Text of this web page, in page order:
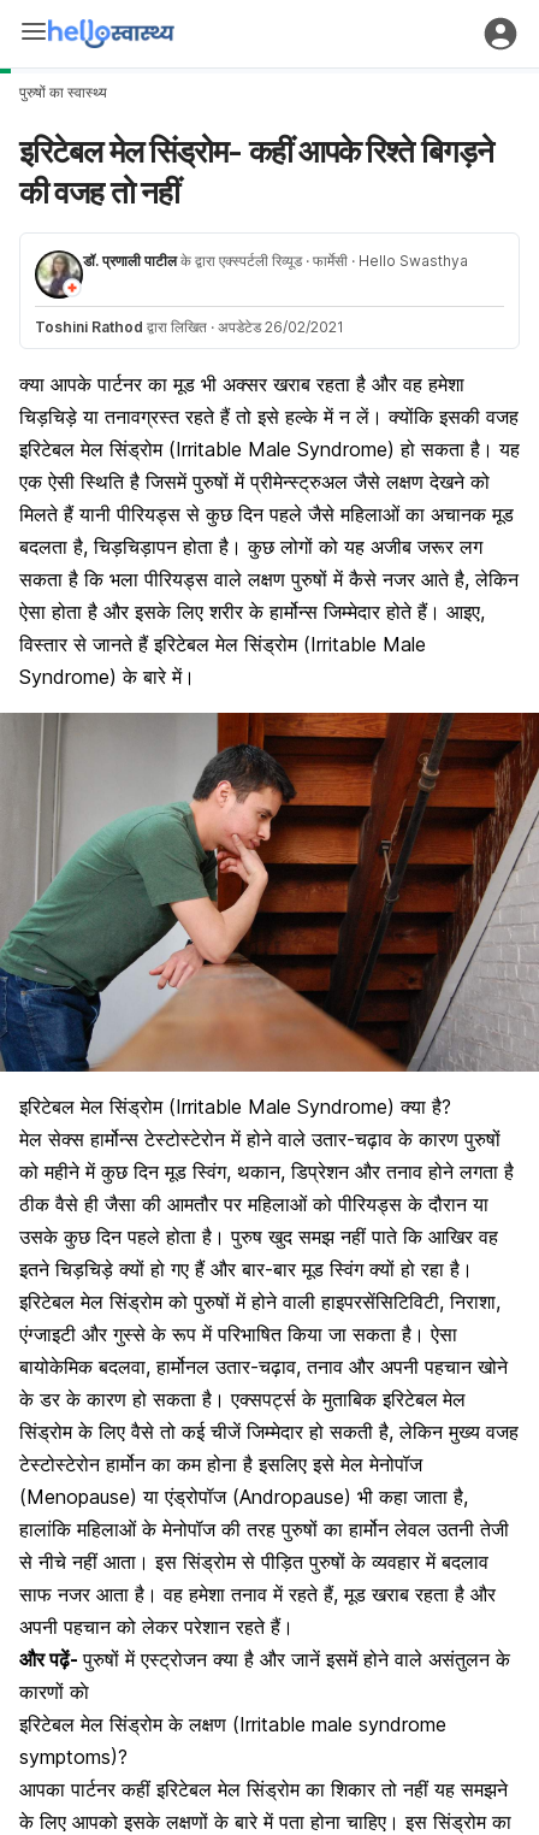
पुरुषों का स्वास्थ्य
इरिटेबल मेल सिंड्रोम- कहीं आपके रिश्ते बिगड़ने
की वजह तो नहीं
डॉ. प्रणाली पाटीलके द्वारा एक्स्पर्टली रिव्यूड · फार्मेसी · Hello Swasthya
Toshini Rathod द्वारा लिखित · अपडेटेड 26/02/2021
क्या आपके पार्टनर का मूड भी अक्सर खराब रहता है और वह हमेशा
चिड़चिड़े या तनावग्रस्त रहते हैं तो इसे हल्के में न लें। क्योंकि इसकी वजह
इरिटेबल मेल सिंड्रोम (Irritable Male Syndrome) हो सकता है। यह
एक ऐसी स्थिति है जिसमें पुरुषों में प्रीमेन्स्ट्रुअल जैसे लक्षण देखने को
मिलते हैं यानी पीरियड्स से कुछ दिन पहले जैसे महिलाओं का अचानक मूड
बदलता है, चिड़चिड़ापन होता है। कुछ लोगों को यह अजीब जरूर लग
सकता है कि भला पीरियड्स वाले लक्षण पुरुषों में कैसे नजर आते है, लेकिन
ऐसा होता है और इसके लिए शरीर के हार्मोन्स जिम्मेदार होते हैं। आइए,
विस्तार से जानते हैं इरिटेबल मेल सिंड्रोम (Irritable Male
Syndrome) के बारे में।
इरिटेबल मेल सिंड्रोम (Irritable Male Syndrome) क्या है?
मेलसेक्स हार्मोन्स टेस्टोस्टेरोनमें होने वाले उतार-चढ़ाव के कारण पुरुषों
को महीने में कुछ दिनमूड स्विंग, थकान,डिप्रेशनऔर तनाव होने लगता है
ठीक वैसे ही जैसा की आमतौर पर महिलाओं को पीरियड्स के दौरान या
उसके कुछ दिन पहले होता है। पुरुष खुद समझ नहीं पाते कि आखिर वह
इतने चिड़चिड़े क्यों हो गए हैं और बार-बार मूड स्विंग क्यों हो रहा है।
इरिटेबल मेल सिंड्रोम को पुरुषों में होने वाली हाइपरसेंसिटिविटी, निराशा,
एंग्जाइटी और गुस्से के रूप में परिभाषित किया जा सकता है। ऐसा
बायोकेमिक बदलवा, हार्मोनल उतार-चढ़ाव, तनाव और अपनी पहचान खोने
के डर के कारण हो सकता है। एक्सपर्ट्स के मुताबिक इरिटेबल मेल
सिंड्रोम के लिए वैसे तो कई चीजें जिम्मेदार हो सकती है, लेकिन मुख्य वजह
टेस्टोस्टेरोन हार्मोन का कम होना है इसलिए इसेमेल मेनोपॉज
(Menopause) या एंड्रोपॉज (Andropause) भी कहा जाता है,
हालांकि महिलाओं के मेनोपॉज की तरह पुरुषों का हार्मोन लेवल उतनी तेजी
से नीचे नहीं आता। इस सिंड्रोम से पीड़ित पुरुषों के व्यवहार में बदलाव
साफ नजर आता है। वह हमेशा तनाव में रहते हैं, मूड खराब रहता है और
अपनी पहचान को लेकर परेशान रहते हैं।
और पढ़ें-पुरुषों में एस्ट्रोजन क्या है और जानें इसमें होने वाले असंतुलन के
कारणों काे
इरिटेबल मेल सिंड्रोम के लक्षण (Irritable male syndrome
symptoms)?
आपका पार्टनर कहीं इरिटेबल मेल सिंड्रोम का शिकार तो नहीं यह समझने
के लिए आपको इसके लक्षणों के बारे में पता होना चाहिए। इस सिंड्रोम का